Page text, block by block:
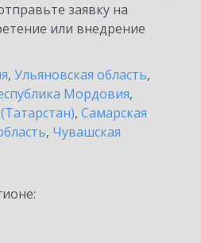
заявку на
или внедрение
, Ульяновская область,
Мордовия,
, Самарская
, Чувашская